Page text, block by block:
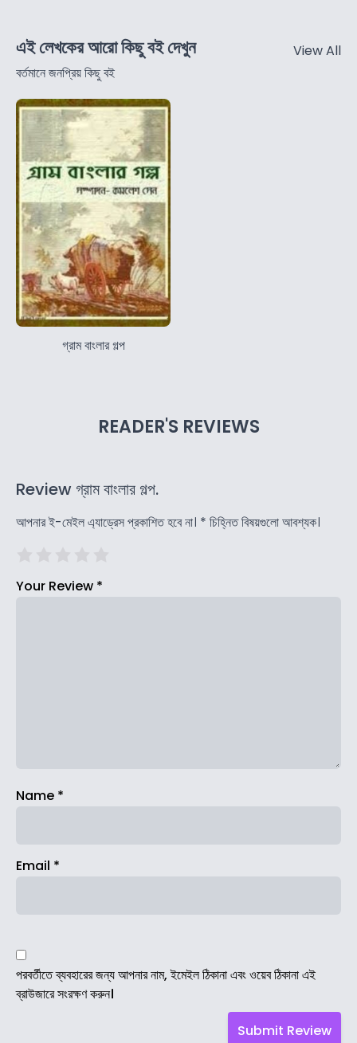
এই লেখকের আরো কিছু বই দেখুন
বর্তমানে জনপ্রিয় কিছু বই
View All
গ্রাম বাংলার গল্প
READER'S REVIEWS
Review গ্রাম বাংলার গল্প.
আপনার ই-মেইল এ্যাড্রেস প্রকাশিত হবে না। * চিহ্নিত বিষয়গুলো আবশ্যক।
Your Review *
Name *
Email *
পরবর্তীতে ব্যবহারের জন্য আপনার নাম, ইমেইল ঠিকানা এবং ওয়েব ঠিকানা এই
ব্রাউজারে সংরক্ষণ করুন।